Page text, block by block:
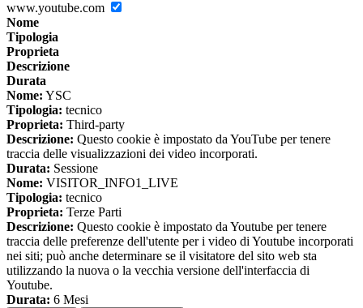
www.youtube.com
Nome
Tipologia
Proprieta
Descrizione
Durata
Nome: YSC
Tipologia: tecnico
Proprieta: Third-party
Descrizione: Questo cookie è impostato da YouTube per tenere
traccia delle visualizzazioni dei video incorporati.
Durata: Sessione
Nome: VISITOR_INFO1_LIVE
Tipologia: tecnico
Proprieta: Terze Parti
Descrizione: Questo cookie è impostato da Youtube per tenere
traccia delle preferenze dell'utente per i video di Youtube incorporati
nei siti; può anche determinare se il visitatore del sito web sta
utilizzando la nuova o la vecchia versione dell'interfaccia di
Youtube.
Durata: 6 Mesi